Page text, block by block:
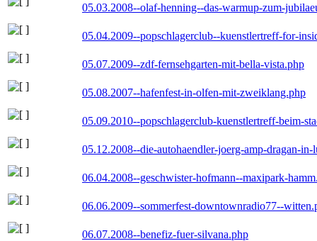
05.03.2008--olaf-henning--das-warmup-zum-
05.04.2009--popschlagerclub--kuenstlertreff-for-
05.07.2009--zdf-fernsehgarten-mit-bella-vista.php
05.08.2007--hafenfest-in-olfen-mit-zweiklang.php
05.09.2010--popschlagerclub-kuenstlertreff-beim-
05.12.2008--die-autohaendler-joerg-amp-dragan-in-
06.04.2008--geschwister-hofmann--maxipark-
06.06.2009--sommerfest-downtownradio77--
06.07.2008--benefiz-fuer-silvana.php